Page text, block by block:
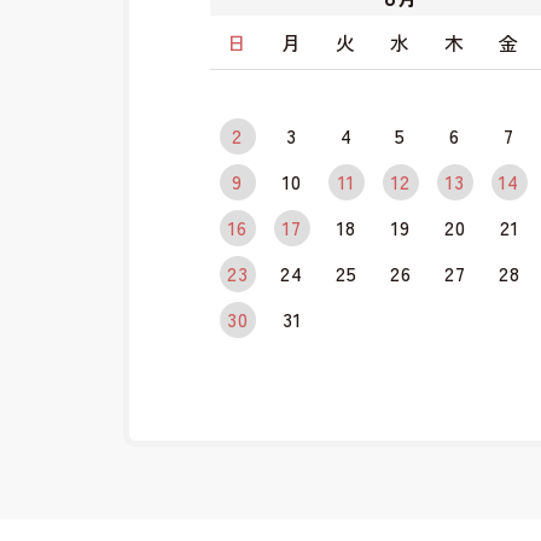
日
月 火 水 木 金
2
3 4 5 6 7
9
10 11 12 13 14
16
17 18 19 20 21
23
24 25 26 27 28
30
31